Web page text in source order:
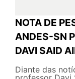
NOTA DE
ANDES-SN
DAVI SAID
Diante das